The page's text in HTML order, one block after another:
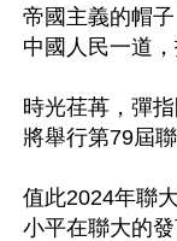
帝國主義的帽
中國人民一道，
時光荏苒，彈
將舉行第79屆聯
值此2024年聯
小平在聯大的